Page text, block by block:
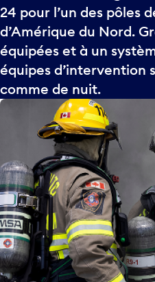
24 pour l’un des pôles
d’Amérique du Nord.
équipées et à un
équipes d’intervention
comme de nuit.